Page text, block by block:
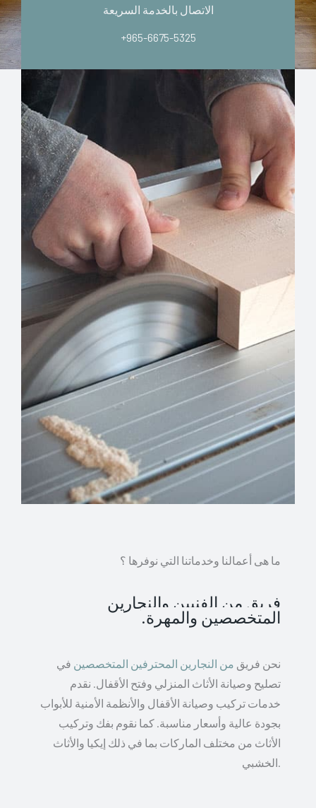
الاتصال بالخدمة السريعة
+965-6675-5325
ما هى أعمالنا وخدماتنا التي نوفرها ؟
فريق من الفنيين والنجارين
المتخصصين والمهرة.
نحن فريق من النجارين المحترفين المتخصصين في
تصليح وصيانة الأثاث المنزلي وفتح الأقفال. نقدم
خدمات تركيب وصيانة الأقفال والأنظمة الأمنية للأبواب
بجودة عالية وأسعار مناسبة. كما نقوم بفك وتركيب
الأثاث من مختلف الماركات بما في ذلك إيكيا والأثاث
الخشبي.